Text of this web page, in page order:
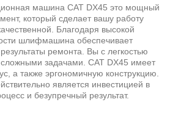
машина CAT DX45 это мощный
который сделает вашу работу
Благодаря высокой
шлифмашина обеспечивает
ремонта. Вы с легкостью
задачами. CAT DX45 имеет
а также эргономичную конструкцию.
является инвестицией в
и безупречный результат.